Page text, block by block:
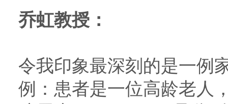
乔虹教授：
令我印象最深刻的是一例
例：患者是一位高龄老人